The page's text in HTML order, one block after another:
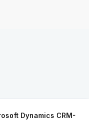
Dynamics CRM-